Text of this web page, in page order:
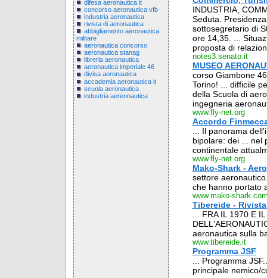
difesa aeronautica it
concorso aeronautica vfb
industria aeronautica
rivista di aeronautica
abbigliamento aeronautica
militare
aeronautica concorso
aeronautica stanag
libreria aeronautica
aeronautica imperiale 46
divisa aeronautica
accademia aeronautica it
scuola aeronautica
industria aereonautica
INDUSTRIA,
Seduta.
sottosegretario di
ore 14,35. ...
proposta di
notes3.senato.it
MUSEO
corso Giambone
Torino! ... difficile
della Scuola di
ingegneria
www.fly-net.org
Accordo
... Il panorama
bipolare: dei ... nel
continentale
www.fly-net.org
Mako-Shark -
settore
che hanno portato
www.mako-
Tibereide -
... FRA IL 1970 E
aeronautica sulla
www.tibereide.it
Programma JSF
... Programma
principale nemico/